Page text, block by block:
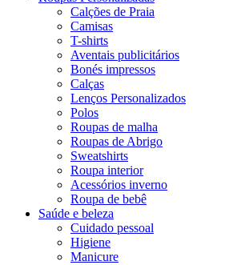
Calções de Praia
Camisas
T-shirts
Aventais publicitários
Bonés impressos
Calças
Lenços Personalizados
Polos
Roupas de malha
Roupas de Abrigo
Sweatshirts
Roupa interior
Acessórios inverno
Roupa de bebê
Saúde e beleza
Cuidado pessoal
Higiene
Manicure